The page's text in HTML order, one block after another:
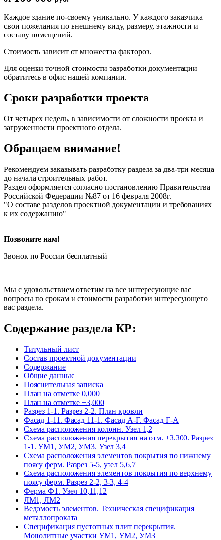
Каждое здание по-своему уникально. У каждого заказчика
свои пожелания по внешнему виду, размеру, этажности и
составу помещений.
Стоимость зависит от множества факторов.
Для оценки точной стоимости разработки документации
обратитесь в офис нашей компании.
Сроки разработки проекта
От четырех недель, в зависимости от сложности проекта и
загруженности проектного отдела.
Обращаем внимание!
Рекомендуем заказывать разработку раздела за два-три месяца
до начала строительных работ.
Раздел оформляется согласно постановлению Правительства
Российской Федерации №87 от 16 февраля 2008г.
"О составе разделов проектной документации и требованиях
к их содержанию"
Позвоните нам!
Звонок по России бесплатный
Мы с удовольствием ответим на все интересующие вас
вопросы по срокам и стоимости разработки интересующего
вас раздела.
Содержание раздела КР:
Титульный лист
Состав проектной документации
Содержание
Общие данные
Пояснительная записка
План на отметке 0,000
План на отметке +3,000
Разрез 1-1. Разрез 2-2. План кровли
Фасад 1-11. Фасад 11-1. Фасад А-Г. Фасад Г-А
Схема расположения колонн. Узел 1,2
Схема расположения перекрытия на отм. +3.300. Разрез
1-1. УМ1, УМ2, УМ3. Узел 3,4
Схема расположения элементов покрытия по нижнему
поясу ферм. Разрез 5-5, узел 5,6,7
Схема расположения элементов покрытия по верхнему
поясу ферм. Разрез 2-2, 3-3, 4-4
Ферма Ф1. Узел 10,11,12
ЛМ1, ЛМ2
Ведомость элементов. Техническая спецификация
металлопроката
Спецификация пустотных плит перекрытия.
Монолитные участки УМ1, УМ2, УМ3